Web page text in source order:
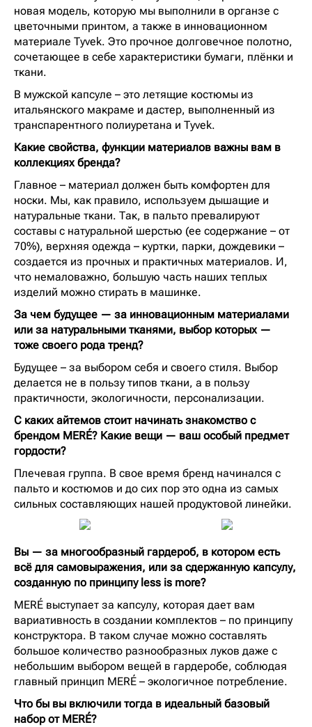
новая модель, которую мы выполнили в органзе с
цветочными принтом, а также в инновационном
материале Tyvek. Это прочное долговечное полотно,
сочетающее в себе характеристики бумаги, плёнки и
ткани.
В мужской капсуле – это летящие костюмы из
итальянского макраме и дастер, выполненный из
транспарентного полиуретана и Tyvek.
Какие свойства, функции материалов важны вам в
коллекциях бренда?
Главное – материал должен быть комфортен для
носки. Мы, как правило, используем дышащие и
натуральные ткани. Так, в пальто превалируют
составы с натуральной шерстью (ее содержание – от
70%), верхняя одежда – куртки, парки, дождевики –
создается из прочных и практичных материалов. И,
что немаловажно, большую часть наших теплых
изделий можно стирать в машинке.
За чем будущее — за инновационным материалами
или за натуральными тканями, выбор которых —
тоже своего рода тренд?
Будущее – за выбором себя и своего стиля. Выбор
делается не в пользу типов ткани, а в пользу
практичности, экологичности, персонализации.
С каких айтемов стоит начинать знакомство с
брендом MERÉ? Какие вещи — ваш особый предмет
гордости?
Плечевая группа. В свое время бренд начинался с
пальто и костюмов и до сих пор это одна из самых
сильных составляющих нашей продуктовой линейки.
Вы — за многообразный гардероб, в котором есть
всё для самовыражения, или за сдержанную капсулу,
созданную по принципу less is more?
MERÉ выступает за капсулу, которая дает вам
вариативность в создании комплектов – по принципу
конструктора. В таком случае можно составлять
большое количество разнообразных луков даже с
небольшим выбором вещей в гардеробе, соблюдая
главный принцип MERÉ – экологичное потребление.
Что бы вы включили тогда в идеальный базовый
набор от MERÉ?